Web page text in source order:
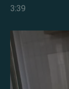
3:39